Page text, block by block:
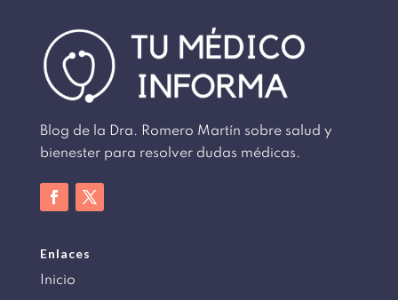
Blog de la Dra. Romero Martín sobre salud y
bienester para resolver dudas médicas.
Enlaces
Inicio